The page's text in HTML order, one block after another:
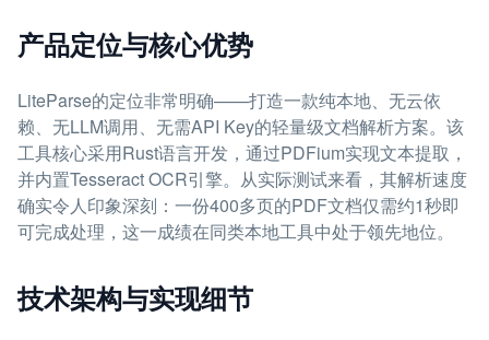
产品定位与核心优势
LiteParse的定位非常明确——打造一款纯本地、无云依
赖、无LLM调用、无需API Key的轻量级文档解析方案。该
工具核心采用Rust语言开发，通过PDFium实现文本提取，
并内置Tesseract OCR引擎。从实际测试来看，其解析速度
确实令人印象深刻：一份400多页的PDF文档仅需约1秒即
可完成处理，这一成绩在同类本地工具中处于领先地位。
技术架构与实现细节